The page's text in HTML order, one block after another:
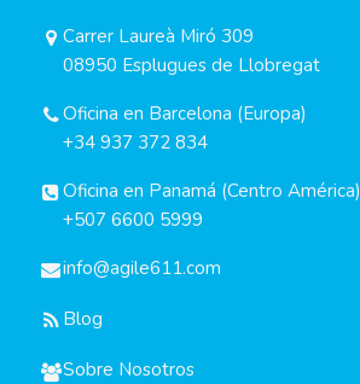
Carrer Laureà Miró 309
08950 Esplugues de Llobregat
Oficina en Barcelona (Europa)
+34 937 372 834
Oficina en Panamá (Centro América)
+507 6600 5999
info@agile611.com
Blog
Sobre Nosotros